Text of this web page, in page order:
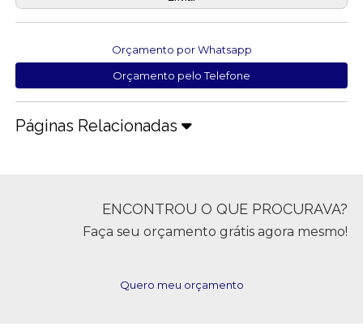
Orçamento por Whatsapp
Orçamento pelo Telefone
Páginas Relacionadas
ENCONTROU O QUE PROCURAVA?
Faça seu orçamento grátis agora mesmo!
Quero meu orçamento